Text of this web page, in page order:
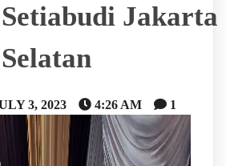
Jakarta
Selatan
3, 2023 4:26 AM 1